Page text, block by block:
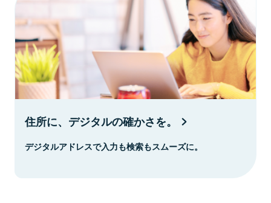
住所に、デジタルの確かさを。
デジタルアドレスで入力も検索もスムーズに。